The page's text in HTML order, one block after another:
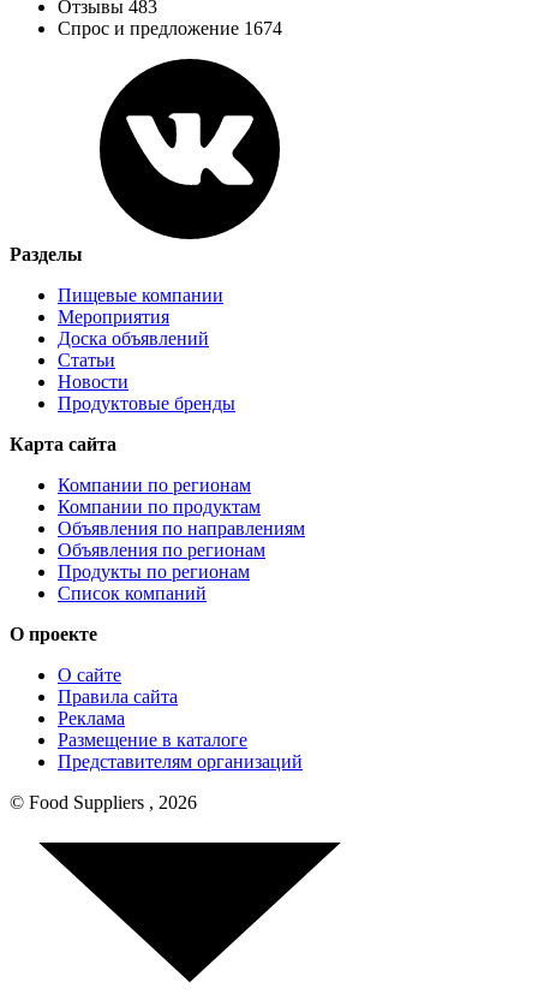
Отзывы 483
Спрос и предложение 1674
Разделы
Пищевые компании
Мероприятия
Доска объявлений
Статьи
Новости
Продуктовые бренды
Карта сайта
Компании по регионам
Компании по продуктам
Объявления по направлениям
Объявления по регионам
Продукты по регионам
Список компаний
О проекте
О сайте
Правила сайта
Реклама
Размещение в каталоге
Представителям организаций
© Food Suppliers , 2026